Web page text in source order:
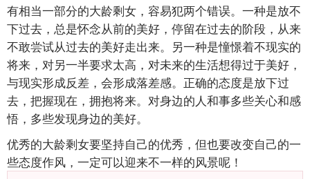
有相当一部分的大龄剩女，容易犯两个错误。一种是放不
下过去，总是怀念从前的美好，停留在过去的阶段，从来
不敢尝试从过去的美好走出来。另一种是憧憬着不现实的
将来，对另一半要求太高，对未来的生活想得过于美好，
与现实形成反差，会形成落差感。正确的态度是放下过
去，把握现在，拥抱将来。对身边的人和事多些关心和感
悟，多些发现身边的美好。
优秀的大龄剩女要坚持自己的优秀，但也要改变自己的一
些态度作风，一定可以迎来不一样的风景呢！